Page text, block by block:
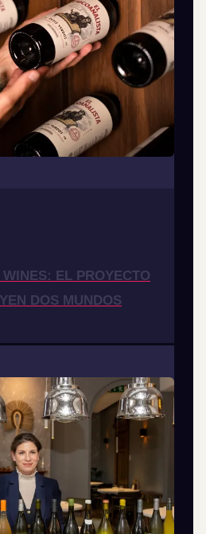
EL PROYECTO
DOS MUNDOS